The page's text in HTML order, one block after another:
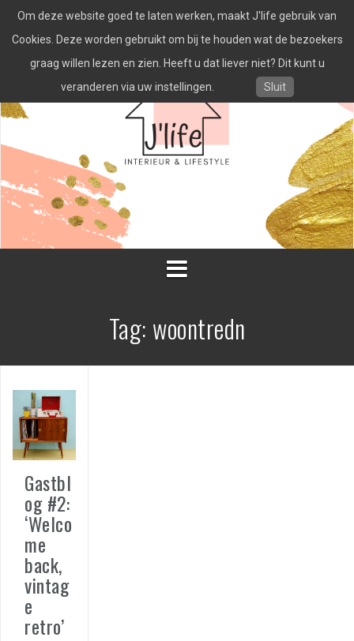
naar
inhoud
Tag: woontredn
Gastbl
og #2:
‘Welco
me
back,
vintag
e
retro’
Om deze website goed te laten werken, maakt J'life gebruik van
Cookies. Deze worden gebruikt om bij te houden wat de bezoekers
graag willen lezen en zien. Heeft u dat liever niet? Dit kunt u
veranderen via uw instellingen.
Sluit